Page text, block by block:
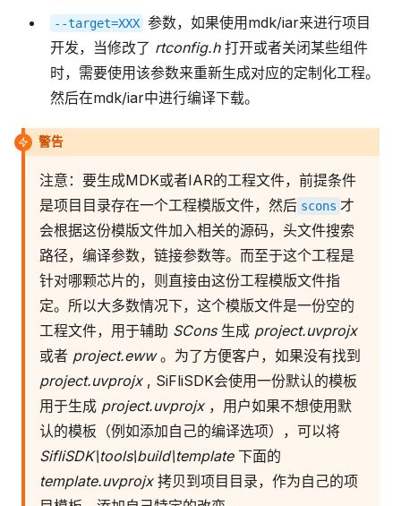
--target=XXX 参数，如果使用mdk/iar来进行项目
开发，当修改了 rtconfig.h打开或者关闭某些组件
时，需要使用该参数来重新生成对应的定制化工程。
然后在mdk/iar中进行编译下载。
警告
注意：要生成MDK或者IAR的工程文件，前提条件
是项目目录存在一个工程模版文件，然后 scons 才
会根据这份模版文件加入相关的源码，头文件搜索
路径，编译参数，链接参数等。而至于这个工程是
针对哪颗芯片的，则直接由这份工程模版文件指
定。所以大多数情况下，这个模版文件是一份空的
工程文件，用于辅助 SCons生成 project.uvprojx
或者 project.eww。为了方便客户，如果没有找到
project.uvprojx, SiFliSDK会使用一份默认的模板
用于生成 project.uvprojx，用户如果不想使用默
认的模板（例如添加自己的编译选项），可以将
SifliSDK\tools\build\template下面的
template.uvprojx拷贝到项目目录，作为自己的项